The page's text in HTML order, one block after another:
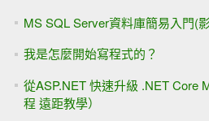
MS SQL Server資料庫簡易入門(
我是怎麼開始寫程式的？
從ASP.NET 快速升級 .NET Core
程 遠距教學）